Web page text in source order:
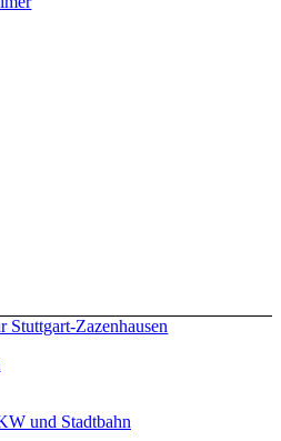
Zazenhausen
und Stadtbahn